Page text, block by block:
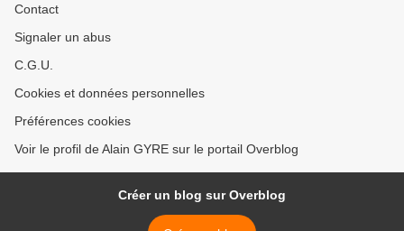
Contact
Signaler un abus
C.G.U.
Cookies et données personnelles
Préférences cookies
Voir le profil de Alain GYRE sur le portail Overblog
Créer un blog sur Overblog